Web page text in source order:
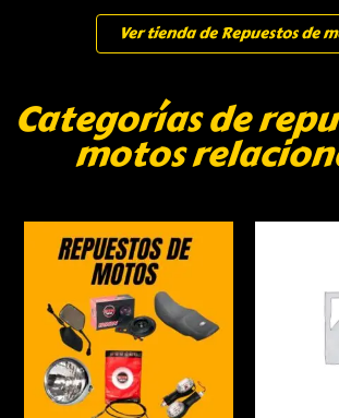
Ver tienda de Repuestos de
Categorías de
motos